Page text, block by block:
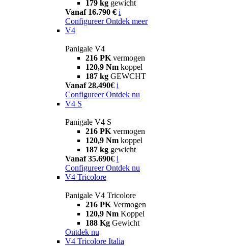
179 kg gewicht
Vanaf 16.790 € i
Configureer Ontdek meer
V4
Panigale V4
216 PK vermogen
120,9 Nm koppel
187 kg GEWCHT
Vanaf 28.490€ i
Configureer Ontdek nu
V4 S
Panigale V4 S
216 PK vermogen
120,9 Nm koppel
187 kg gewicht
Vanaf 35.690€ i
Configureer Ontdek nu
V4 Tricolore
Panigale V4 Tricolore
216 PK Vermogen
120,9 Nm Koppel
188 Kg Gewicht
Ontdek nu
V4 Tricolore Italia